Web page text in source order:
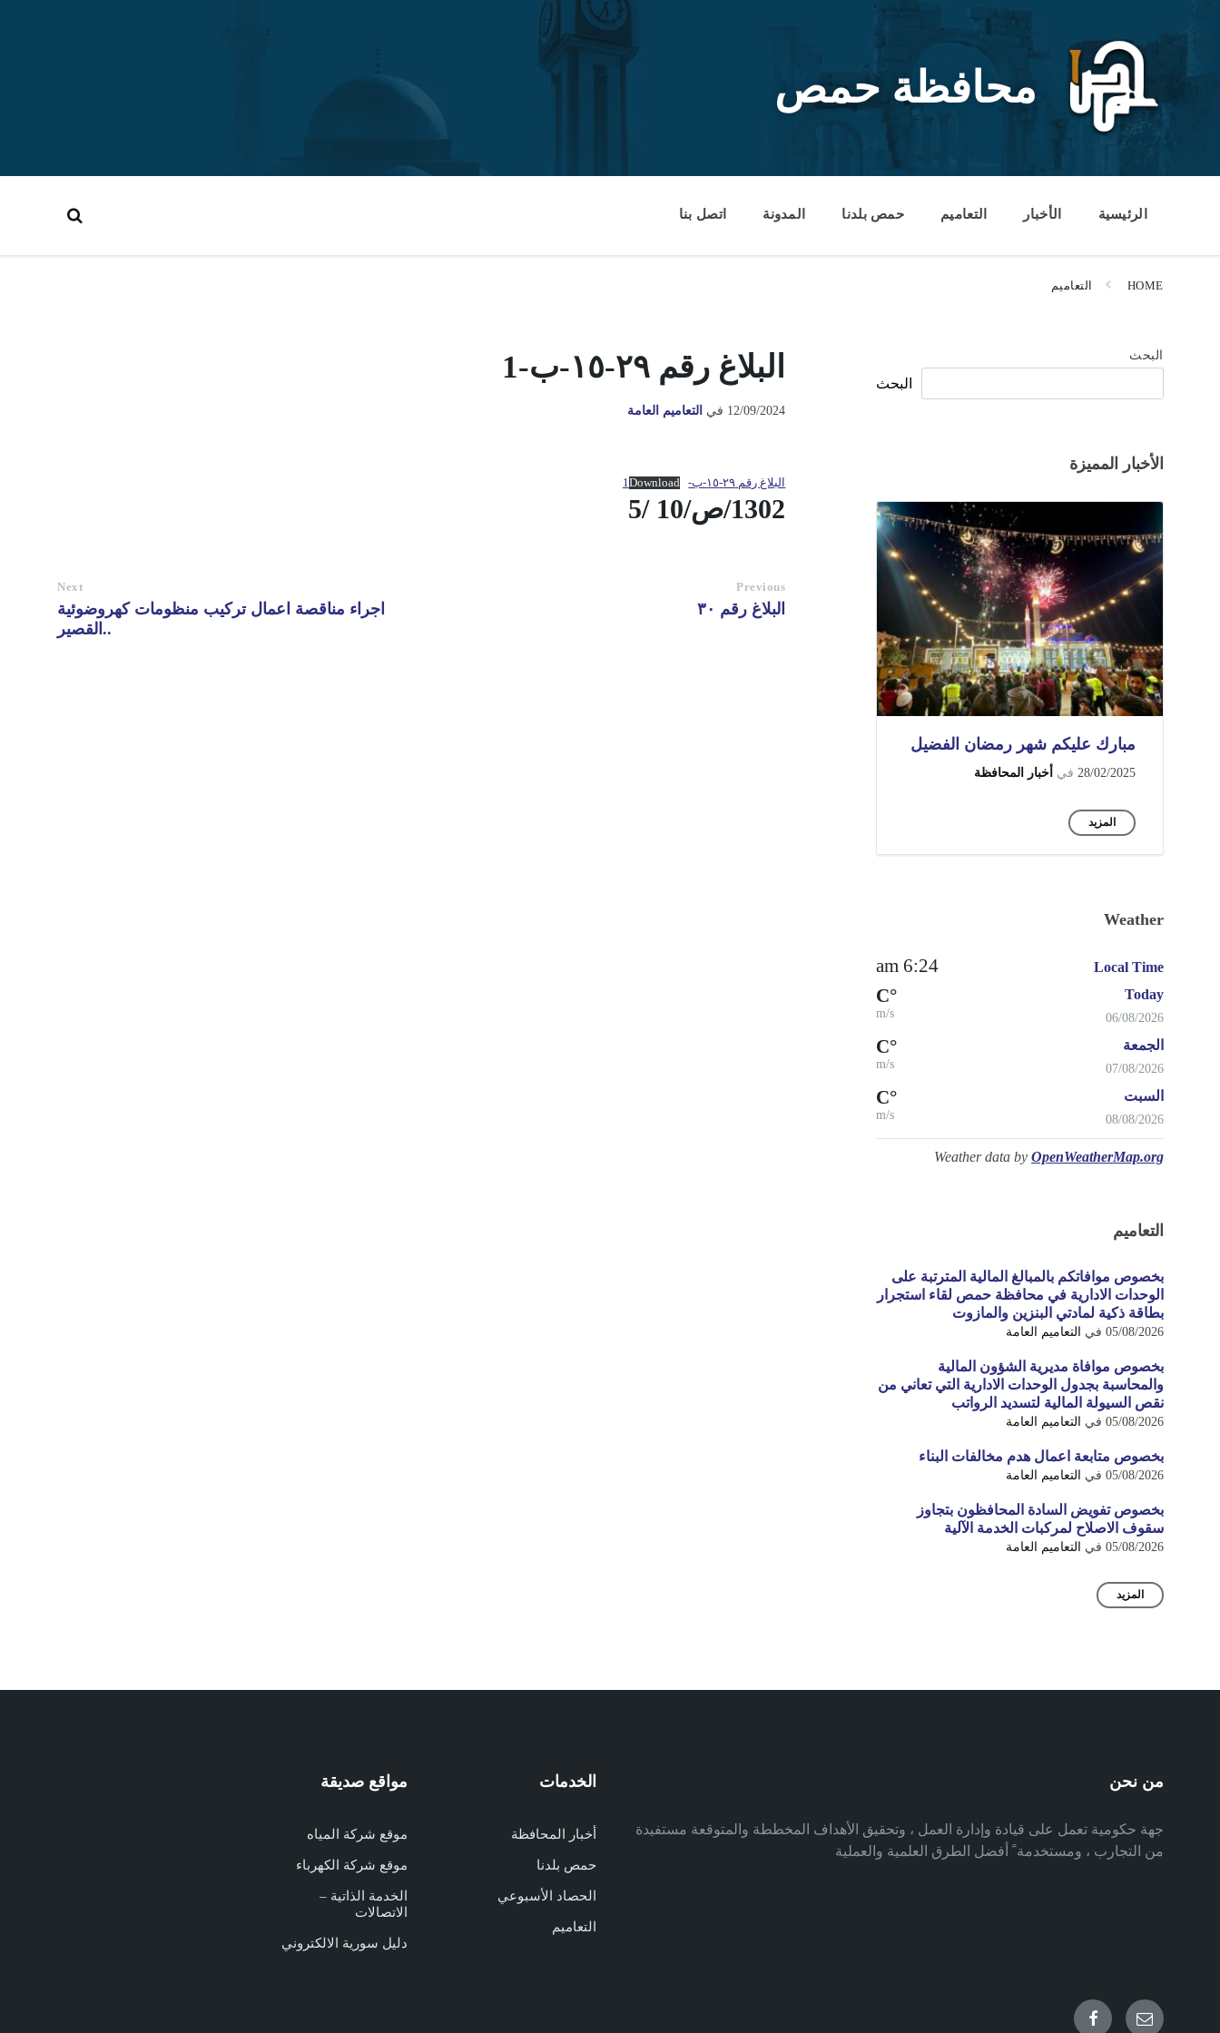
content
محافظة حمص
الرئيسية الأخبار التعاميم حمص بلدنا المدونة اتصل بنا
HOME التعاميم
البلاغ رقم ٢٩-١٥-ب-1
12/09/2024 في التعاميم العامة
البلاغ رقم ٢٩-١٥-ب-1 Download
1302/ص/10 /5
Previous
البلاغ رقم ٣٠
Next
اجراء مناقصة اعمال تركيب منظومات كهروضوئية
..القصير
البحث
البحث
الأخبار المميزة
مبارك عليكم شهر رمضان الفضيل
28/02/2025 في أخبار المحافظة
المزيد
Weather
Local Time
6:24 am
Today
06/08/2026
°C
m/s
الجمعة
07/08/2026
°C
m/s
السبت
08/08/2026
°C
m/s
Weather data by OpenWeatherMap.org
التعاميم
بخصوص موافاتكم بالمبالغ المالية المترتبة على
الوحدات الادارية في محافظة حمص لقاء استجرار
بطاقة ذكية لمادتي البنزين والمازوت
05/08/2026 في التعاميم العامة
بخصوص موافاة مديرية الشؤون المالية
والمحاسبة بجدول الوحدات الادارية التي تعاني من
نقص السيولة المالية لتسديد الرواتب
05/08/2026 في التعاميم العامة
بخصوص متابعة اعمال هدم مخالفات البناء
05/08/2026 في التعاميم العامة
بخصوص تفويض السادة المحافظون بتجاوز
سقوف الاصلاح لمركبات الخدمة الآلية
05/08/2026 في التعاميم العامة
المزيد
من نحن
جهة حكومية تعمل على قيادة وإدارة العمل ، وتحقيق الأهداف المخططة والمتوقعة مستفيدة
من التجارب ، ومستخدمة ً أفضل الطرق العلمية والعملية
الخدمات
أخبار المحافظة
حمص بلدنا
الحصاد الأسبوعي
التعاميم
مواقع صديقة
موقع شركة المياه
موقع شركة الكهرباء
الخدمة الذاتية –
الاتصالات
دليل سورية الالكتروني
Email
Facebook